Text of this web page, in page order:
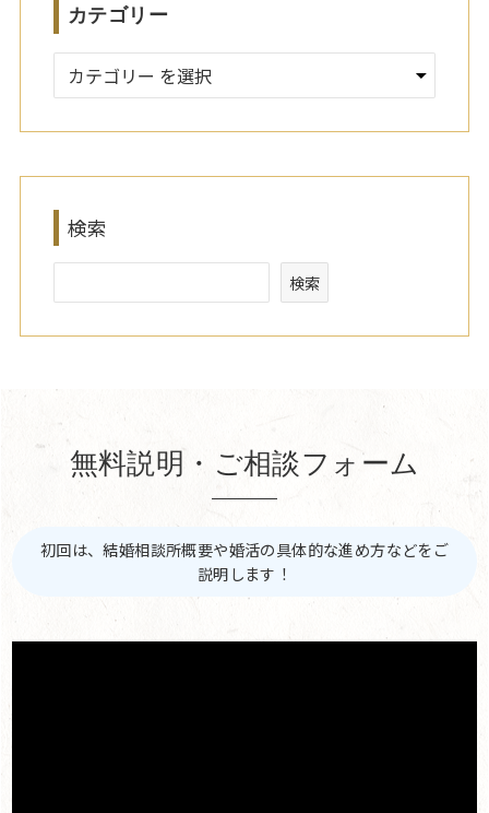
カテゴリー
検索
検索
無料説明・ご相談フォーム
初回は、結婚相談所概要や婚活の具体的な進め方などをご
説明します！